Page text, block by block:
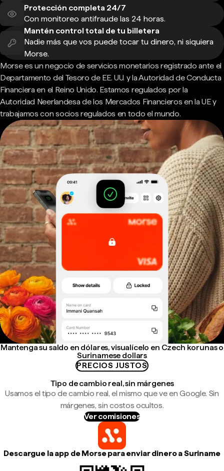
Protección completa 24/7
Con monitoreo antifraude las 24 horas.
Mantén control total de tu billetera
Nadie más que vos puede tocar tu dinero, ni siquiera
Morse.
Morse es un negocio de servicios monetarios registrado ante el
Departamento del Tesoro de EE. UU. y la Autoridad de Conducta
Financiera en el Reino Unido. Estamos regulados por la
Autoridad Neerlandesa de los Mercados Financieros en la UE y
trabajamos con socios regulados en todo el mundo.
Mantenga su saldo en dólares, visualícelo en Czech korunas o
Surinamese dollars
PRECIOS JUSTOS
Tipo de cambio real, sin márgenes
Usamos el tipo de cambio real, el mismo que ve en Google. Sin
márgenes, sin costos ocultos.
Ver comisiones
Descargue la app de Morse para enviar dinero a Suriname